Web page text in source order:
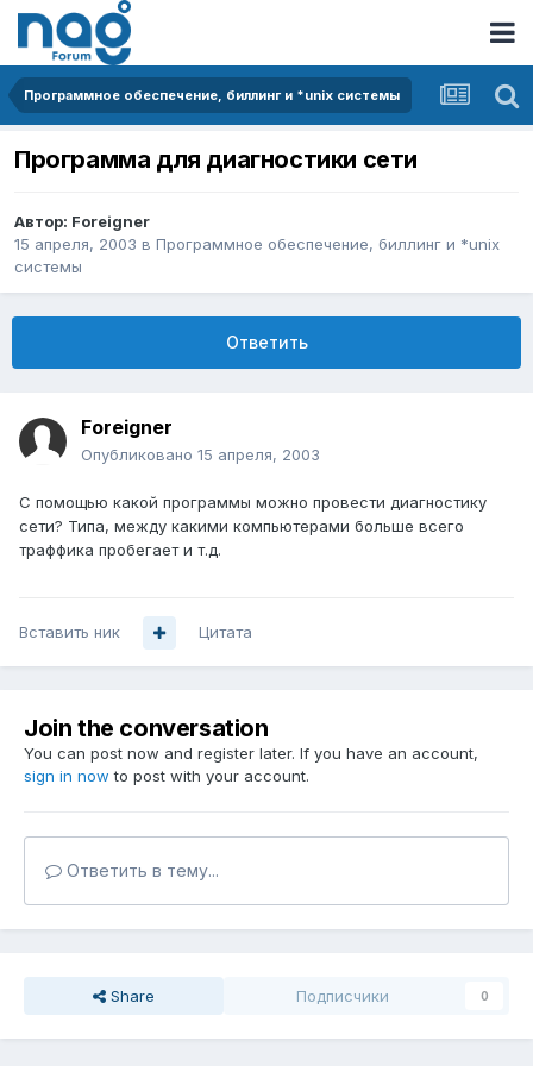
Программное обеспечение, биллинг и *unix системы
Программа для диагностики сети
Автор: Foreigner
15 апреля, 2003 в Программное обеспечение, биллинг и *unix
системы
Ответить
Foreigner
Опубликовано 15 апреля, 2003
С помощью какой программы можно провести диагностику
сети? Типа, между какими компьютерами больше всего
траффика пробегает и т.д.
Вставить ник Цитата
Join the conversation
You can post now and register later. If you have an account,
sign in now to post with your account.
Ответить в тему...
Share Подписчики 0